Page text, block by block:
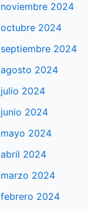
noviembre 2024
octubre 2024
septiembre 2024
agosto 2024
julio 2024
junio 2024
mayo 2024
abril 2024
marzo 2024
febrero 2024